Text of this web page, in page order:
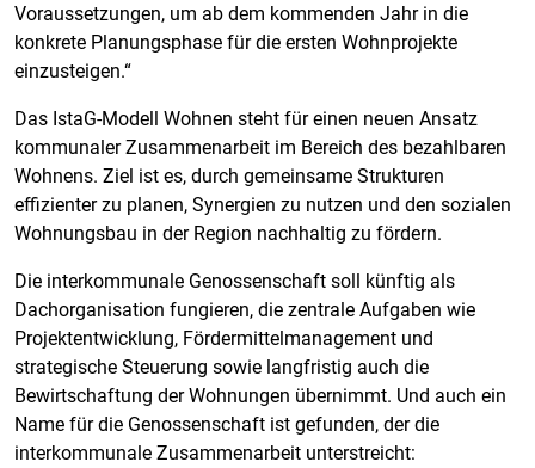
Voraussetzungen, um ab dem kommenden Jahr in die
konkrete Planungsphase für die ersten Wohnprojekte
einzusteigen.“
Das IstaG-Modell Wohnen steht für einen neuen Ansatz
kommunaler Zusammenarbeit im Bereich des bezahlbaren
Wohnens. Ziel ist es, durch gemeinsame Strukturen
effizienter zu planen, Synergien zu nutzen und den sozialen
Wohnungsbau in der Region nachhaltig zu fördern.
Die interkommunale Genossenschaft soll künftig als
Dachorganisation fungieren, die zentrale Aufgaben wie
Projektentwicklung, Fördermittelmanagement und
strategische Steuerung sowie langfristig auch die
Bewirtschaftung der Wohnungen übernimmt. Und auch ein
Name für die Genossenschaft ist gefunden, der die
interkommunale Zusammenarbeit unterstreicht: